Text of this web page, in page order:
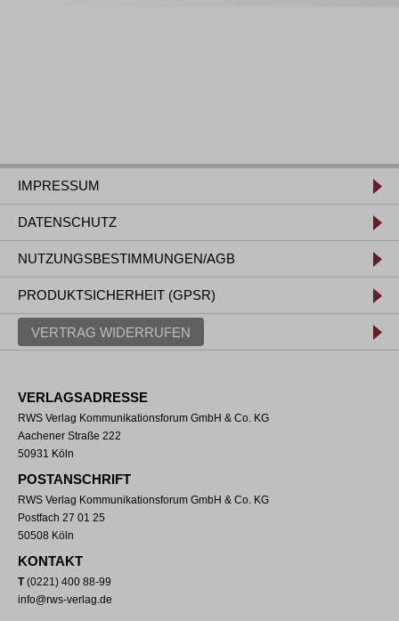
IMPRESSUM
DATENSCHUTZ
NUTZUNGSBESTIMMUNGEN/AGB
PRODUKTSICHERHEIT (GPSR)
VERTRAG WIDERRUFEN
VERLAGSADRESSE
RWS Verlag Kommunikationsforum GmbH & Co. KG
Aachener Straße 222
50931 Köln
POSTANSCHRIFT
RWS Verlag Kommunikationsforum GmbH & Co. KG
Postfach 27 01 25
50508 Köln
KONTAKT
T(0221) 400 88-99
info@rws-verlag.de